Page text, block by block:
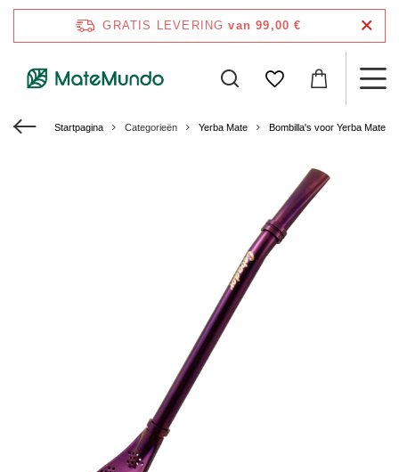
GRATIS LEVERING van 99,00 €
Startpagina Categorieën Yerba Mate Bombilla's voor Yerba Mate